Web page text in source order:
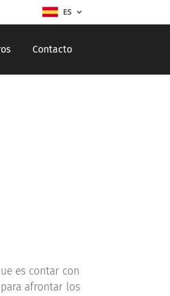
ES
Contacto
es contar con
afrontar los